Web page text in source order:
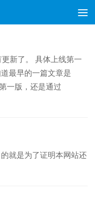
新了。 具体上线第一
最早的一篇文章是
一版，还是通过
就是为了证明本网站还